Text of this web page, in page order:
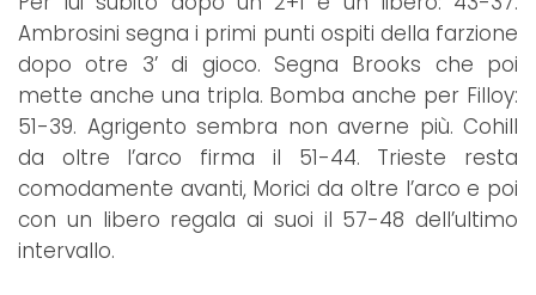
Ambrosini segna i primi punti ospiti della farzione
dopo otre 3’ di gioco. Segna Brooks che poi
mette anche una tripla. Bomba anche per Filloy:
51-39. Agrigento sembra non averne più. Cohill
da oltre l’arco firma il 51-44. Trieste resta
comodamente avanti, Morici da oltre l’arco e poi
con un libero regala ai suoi il 57-48 dell’ultimo
intervallo.